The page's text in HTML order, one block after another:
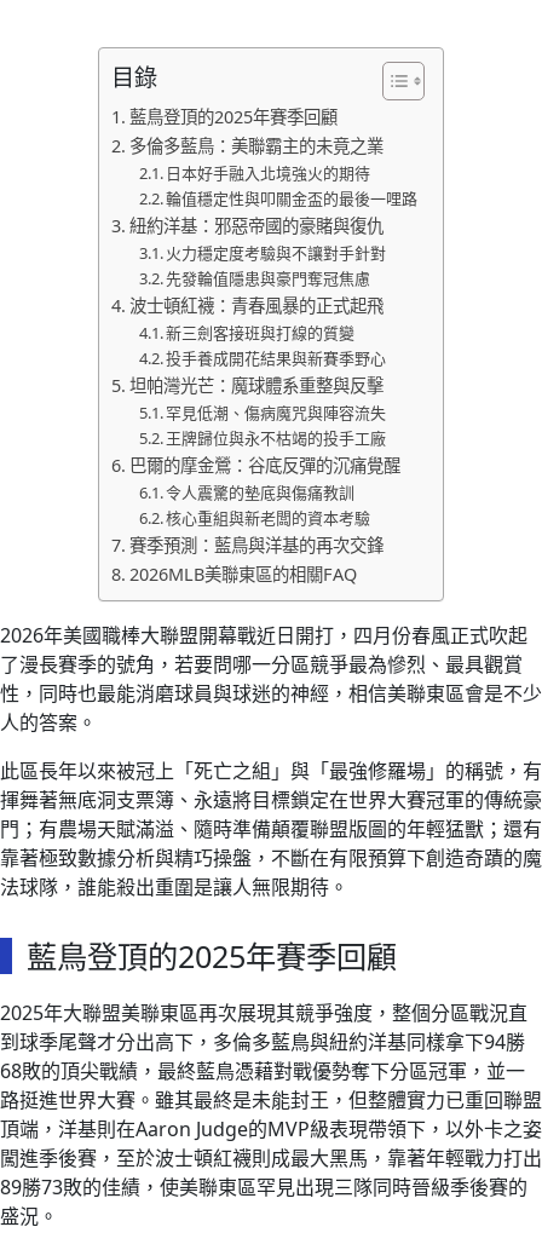
目錄
藍鳥登頂的2025年賽季回顧
多倫多藍鳥：美聯霸主的未竟之業
日本好手融入北境強火的期待
輪值穩定性與叩關金盃的最後一哩路
紐約洋基：邪惡帝國的豪賭與復仇
火力穩定度考驗與不讓對手針對
先發輪值隱患與豪門奪冠焦慮
波士頓紅襪：青春風暴的正式起飛
新三劍客接班與打線的質變
投手養成開花結果與新賽季野心
坦帕灣光芒：魔球體系重整與反擊
罕見低潮、傷病魔咒與陣容流失
王牌歸位與永不枯竭的投手工廠
巴爾的摩金鶯：谷底反彈的沉痛覺醒
令人震驚的墊底與傷痛教訓
核心重組與新老闆的資本考驗
賽季預測：藍鳥與洋基的再次交鋒
2026MLB美聯東區的相關FAQ
2026年美國職棒大聯盟開幕戰近日開打，四月份春風正式吹起
了漫長賽季的號角，若要問哪一分區競爭最為慘烈、最具觀賞
性，同時也最能消磨球員與球迷的神經，相信美聯東區會是不少
人的答案。
此區長年以來被冠上「死亡之組」與「最強修羅場」的稱號，有
揮舞著無底洞支票簿、永遠將目標鎖定在世界大賽冠軍的傳統豪
門；有農場天賦滿溢、隨時準備顛覆聯盟版圖的年輕猛獸；還有
靠著極致數據分析與精巧操盤，不斷在有限預算下創造奇蹟的魔
法球隊，誰能殺出重圍是讓人無限期待。
藍鳥登頂的2025年賽季回顧
2025年大聯盟美聯東區再次展現其競爭強度，整個分區戰況直
到球季尾聲才分出高下，多倫多藍鳥與紐約洋基同樣拿下94勝
68敗的頂尖戰績，最終藍鳥憑藉對戰優勢奪下分區冠軍，並一
路挺進世界大賽。雖其最終是未能封王，但整體實力已重回聯盟
頂端，洋基則在Aaron Judge的MVP級表現帶領下，以外卡之姿
闖進季後賽，至於波士頓紅襪則成最大黑馬，靠著年輕戰力打出
89勝73敗的佳績，使美聯東區罕見出現三隊同時晉級季後賽的
盛況。